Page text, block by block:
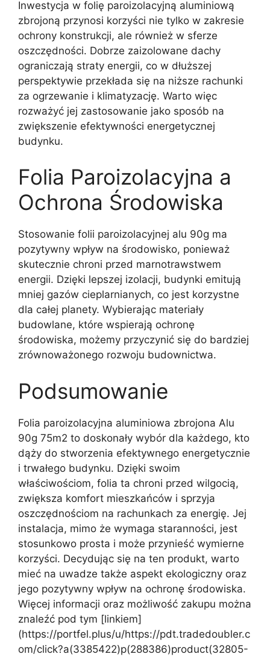
Inwestycja w folię paroizolacyjną aluminiową
zbrojoną przynosi korzyści nie tylko w zakresie
ochrony konstrukcji, ale również w sferze
oszczędności. Dobrze zaizolowane dachy
ograniczają straty energii, co w dłuższej
perspektywie przekłada się na niższe rachunki
za ogrzewanie i klimatyzację. Warto więc
rozważyć jej zastosowanie jako sposób na
zwiększenie efektywności energetycznej
budynku.
Folia Paroizolacyjna a
Ochrona Środowiska
Stosowanie folii paroizolacyjnej alu 90g ma
pozytywny wpływ na środowisko, ponieważ
skutecznie chroni przed marnotrawstwem
energii. Dzięki lepszej izolacji, budynki emitują
mniej gazów cieplarnianych, co jest korzystne
dla całej planety. Wybierając materiały
budowlane, które wspierają ochronę
środowiska, możemy przyczynić się do bardziej
zrównoważonego rozwoju budownictwa.
Podsumowanie
Folia paroizolacyjna aluminiowa zbrojona Alu
90g 75m2 to doskonały wybór dla każdego, kto
dąży do stworzenia efektywnego energetycznie
i trwałego budynku. Dzięki swoim
właściwościom, folia ta chroni przed wilgocią,
zwiększa komfort mieszkańców i sprzyja
oszczędnościom na rachunkach za energię. Jej
instalacja, mimo że wymaga staranności, jest
stosunkowo prosta i może przynieść wymierne
korzyści. Decydując się na ten produkt, warto
mieć na uwadze także aspekt ekologiczny oraz
jego pozytywny wpływ na ochronę środowiska.
Więcej informacji oraz możliwość zakupu można
znaleźć pod tym [linkiem]
(https://portfel.plus/u/https://pdt.tradedoubler.c
om/click?a(3385422)p(288386)product(32805-